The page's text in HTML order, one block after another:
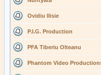
Ovidiu Ilisie
P.I.G. Production
PFA Tiberiu Olteanu
Phantom Video